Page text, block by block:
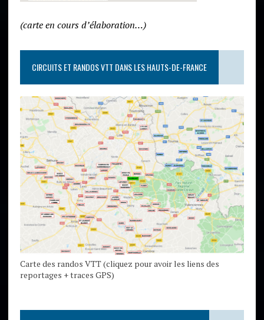
(carte en cours d’élaboration…)
CIRCUITS ET RANDOS VTT DANS LES HAUTS-DE-FRANCE
Carte des randos VTT (cliquez pour avoir les liens des
reportages + traces GPS)